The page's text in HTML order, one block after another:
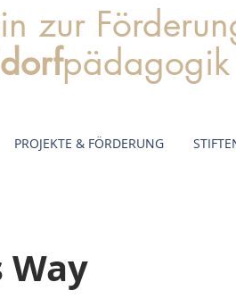
zur
pädagogik
PROJEKTE & FÖRDERUNG
Way